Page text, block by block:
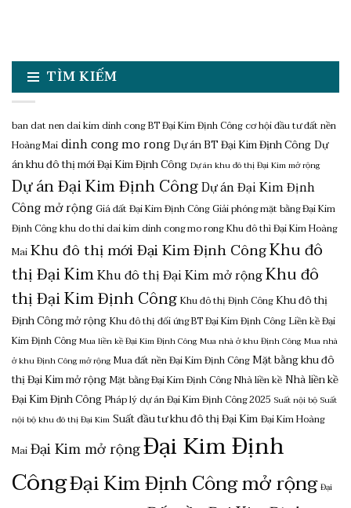
TÌM KIẾM
ban dat nen dai kim dinh congBT Đại Kim Định Công cơ hội đầu tư đất nền
Hoàng Maidinh cong mo rongDự án BT Đại Kim Định CôngDự
án khu đô thị mới Đại Kim Định Công Dự án khu đô thị Đại Kim mở rộng
Dự án Đại Kim Định CôngDự án Đại Kim Định
Công mở rộngGiá đất Đại Kim Định CôngGiải phóng mặt bằng Đại Kim
Định Côngkhu do thi dai kim dinh cong mo rongKhu đô thì Đại Kim Hoàng
MaiKhu đô thị mới Đại Kim Định CôngKhu đô
thị Đại KimKhu đô thị Đại Kim mở rộngKhu đô
thị Đại Kim Định CôngKhu đô thị Định CôngKhu đô thị
Định Công mở rộngKhu đô thị đối ứng BT Đại Kim Định Công Liền kề Đại
Kim Định Công Mua liền kề Đại Kim Định Công Mua nhà ở khu Định Công Mua nhà
ở khu Định Công mở rộng Mua đất nền Đại Kim Định CôngMặt bằng khu đô
thị Đại Kim mở rộngMặt bằng Đại Kim Định CôngNhà liền kềNhà liền kề
Đại Kim Định CôngPháp lý dự án Đại Kim Định Công 2025 Suất nội bộ Suất
nội bộ khu đô thị Đại Kim Suất đầu tư khu đô thị Đại KimĐại Kim Hoàng
MaiĐại Kim mở rộngĐại Kim Định
CôngĐại Kim Định Công mở rộng Đại